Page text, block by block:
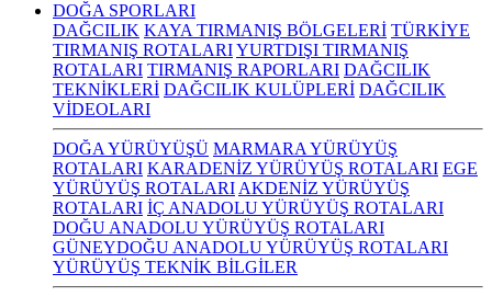
DOĞA SPORLARI
DAĞCILIK KAYA TIRMANIŞ BÖLGELERİ TÜRKİYE
TIRMANIŞ ROTALARIYURTDIŞI TIRMANIŞ
ROTALARI TIRMANIŞ RAPORLARI DAĞCILIK
TEKNİKLERİ DAĞCILIK KULÜPLERİ DAĞCILIK
VİDEOLARI
DOĞA YÜRÜYÜŞÜ MARMARA YÜRÜYÜŞ
ROTALARI KARADENİZ YÜRÜYÜŞ ROTALARI EGE
YÜRÜYÜŞ ROTALARI AKDENİZ YÜRÜYÜŞ
ROTALARI İÇ ANADOLU YÜRÜYÜŞ ROTALARI
DOĞU ANADOLU YÜRÜYÜŞ ROTALARI
GÜNEYDOĞU ANADOLU YÜRÜYÜŞ ROTALARI
YÜRÜYÜŞ TEKNİK BİLGİLER